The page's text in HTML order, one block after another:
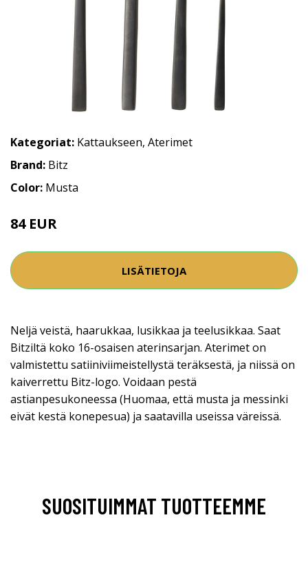
Kategoriat: Kattaukseen, Aterimet
Brand: Bitz
Color: Musta
84 EUR
LISÄTIETOJA
Neljä veistä, haarukkaa, lusikkaa ja teelusikkaa. Saat
Bitziltä koko 16-osaisen aterinsarjan. Aterimet on
valmistettu satiiniviimeistellystä teräksestä, ja niissä on
kaiverrettu Bitz-logo. Voidaan pestä
astianpesukoneessa (Huomaa, että musta ja messinki
eivät kestä konepesua) ja saatavilla useissa väreissä.
SUOSITUIMMAT TUOTTEEMME